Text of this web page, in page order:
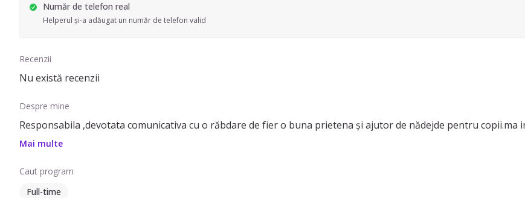
Număr de telefon real
Helperul și-a adăugat un număr de telefon valid
Recenzii
Nu există recenzii
Despre mine
Responsabila ,devotata comunicativa cu o răbdare de fier o buna prietena și ajutor de nădejde pentru
Mai multe
Caut program
Full-time